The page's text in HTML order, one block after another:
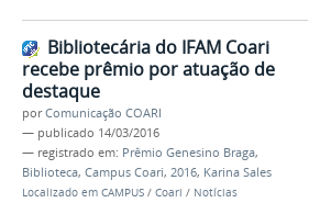
Bibliotecária do IFAM Coari
recebe prêmio por atuação de
destaque
porComunicação COARI
— publicado 14/03/2016
— registrado em: Prêmio Genesino Braga,
Biblioteca, Campus Coari, 2016, Karina Sales
Localizado em CAMPUS / Coari / Notícias